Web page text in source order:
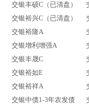
交银丰硕C（已清盘）
交银裕兴C（已清盘）
交银裕隆A
交银增利增强A
交银丰晟C
交银裕如E
交银裕祥A
交银中债1-3年农发债